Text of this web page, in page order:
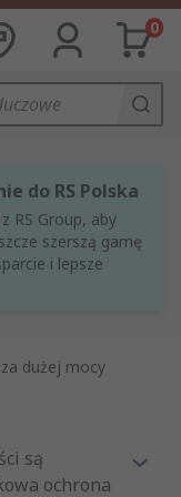
0
do RS Polska
RS Group, aby
szerszą gamę
i lepsze
dużej mocy
są
ochrona